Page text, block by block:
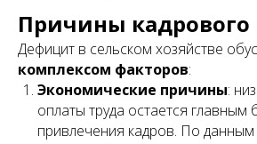
Причины кадрового
Дефицит в сельском хозяйстве
комплексом факторов:
Экономические причины:
оплаты труда остается главным
привлечения кадров. По данным